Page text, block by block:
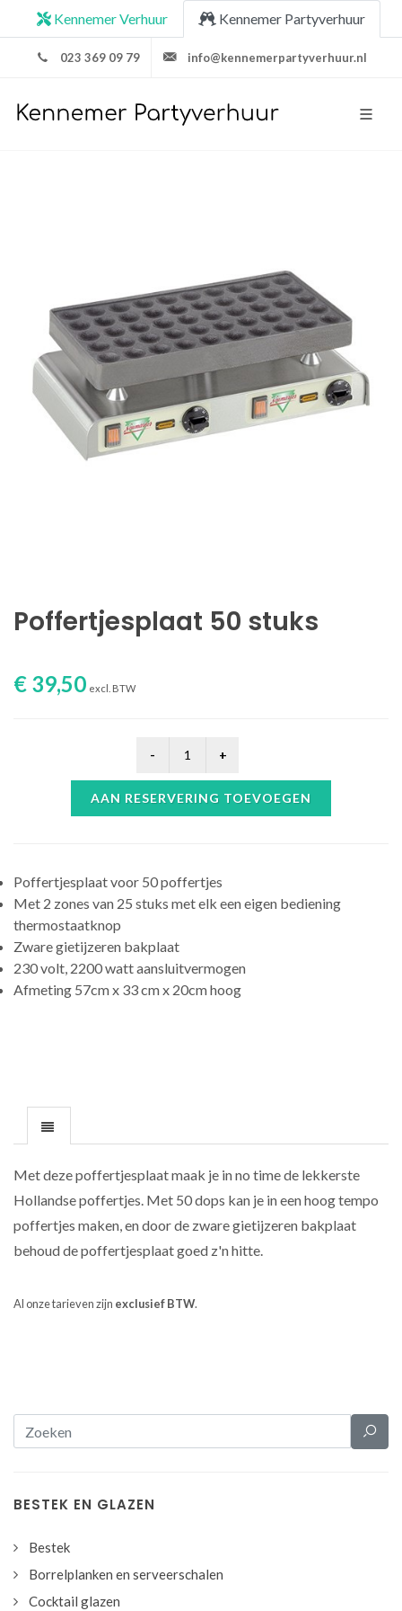
Kennemer Verhuur Kennemer Partyverhuur
023 369 09 79 info@kennemerpartyverhuur.nl
Poffertjesplaat 50 stuks
€ 39,50 excl. BTW
AAN RESERVERING TOEVOEGEN
Poffertjesplaat voor 50 poffertjes
Met 2 zones van 25 stuks met elk een eigen bediening
thermostaatknop
Zware gietijzeren bakplaat
230 volt, 2200 watt aansluitvermogen
Afmeting 57cm x 33 cm x 20cm hoog
Met deze poffertjesplaat maak je in no time de lekkerste
Hollandse poffertjes. Met 50 dops kan je in een hoog tempo
poffertjes maken, en door de zware gietijzeren bakplaat
behoud de poffertjesplaat goed z'n hitte.
Al onze tarieven zijn exclusief BTW.
BESTEK EN GLAZEN
Bestek
Borrelplanken en serveerschalen
Cocktail glazen